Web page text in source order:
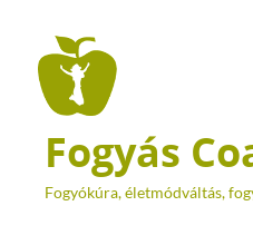
Fogyás
Fogyókúra, életmódváltás,